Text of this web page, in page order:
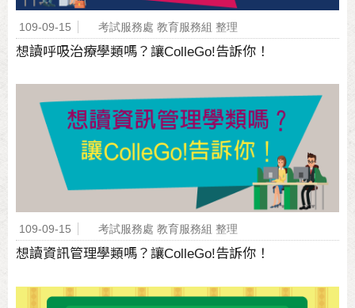
109-09-15 考試服務處 教育服務組 整理
想讀呼吸治療學類嗎？讓ColleGo!告訴你！
109-09-15 考試服務處 教育服務組 整理
想讀資訊管理學類嗎？讓ColleGo!告訴你！